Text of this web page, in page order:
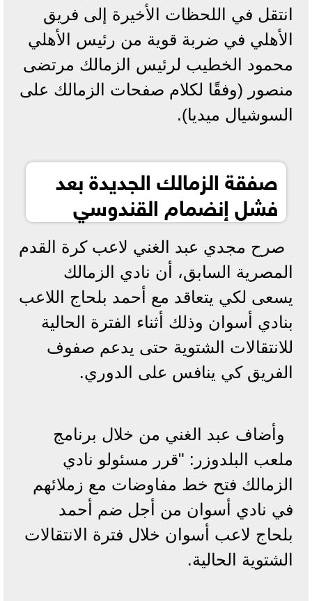
انتقل في اللحظات الأخيرة إلى فريق
الأهلي في ضربة قوية من رئيس الأهلي
محمود الخطيب لرئيس الزمالك مرتضى
منصور (وفقًا لكلام صفحات الزمالك على
السوشيال ميديا).
صفقة الزمالك الجديدة بعد
فشل إنضمام القندوسي
صرح مجدي عبد الغني لاعب كرة القدم
المصرية السابق، أن نادي الزمالك
يسعى لكي يتعاقد مع أحمد بلحاج اللاعب
بنادي أسوان وذلك أثناء الفترة الحالية
للانتقالات الشتوية حتى يدعم صفوف
الفريق كي ينافس على الدوري.
وأضاف عبد الغني من خلال برنامج
ملعب البلدوزر: "قرر مسئولو نادي
الزمالك فتح خط مفاوضات مع زملائهم
في نادي أسوان من أجل ضم أحمد
بلحاج لاعب أسوان خلال فترة الانتقالات
الشتوية الحالية.